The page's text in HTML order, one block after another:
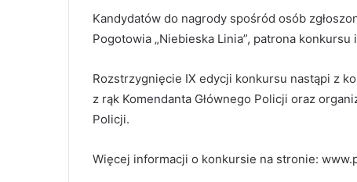
Kandydatów do nagrody spośród osób
Pogotowia „Niebieska Linia”, patrona
Rozstrzygnięcie IX edycji konkursu nastąpi z
z rąk Komendanta Głównego Policji oraz
Policji.
Więcej informacji o konkursie na stronie: